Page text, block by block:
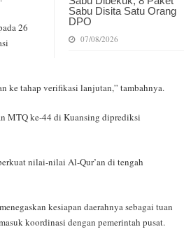
Sabu Disita Satu Orang
DPO
07/08/2026
26
ke tahap verifikasi lanjutan,” tambahnya.
MTQ ke-44 di Kuansing diprediksi
nilai-nilai Al-Qur’an di tengah
kesiapan daerahnya sebagai tuan
koordinasi dengan pemerintah pusat.